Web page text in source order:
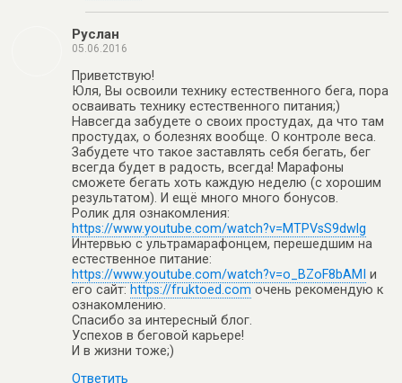
Руслан
05.06.2016
Приветствую!
Юля, Вы освоили технику естественного бега, пора
осваивать технику естественного питания;)
Навсегда забудете о своих простудах, да что там
простудах, о болезнях вообще. О контроле веса.
Забудете что такое заставлять себя бегать, бег
всегда будет в радость, всегда! Марафоны
сможете бегать хоть каждую неделю (с хорошим
результатом). И ещё много много бонусов.
Ролик для ознакомления:
https://www.youtube.com/watch?v=MTPVsS9dwlg
Интервью с ультрамарафонцем, перешедшим на
естественное питание:
https://www.youtube.com/watch?v=o_BZoF8bAMI и
его сайт: https://fruktoed.com очень рекомендую к
ознакомлению.
Спасибо за интересный блог.
Успехов в беговой карьере!
И в жизни тоже;)
Ответить